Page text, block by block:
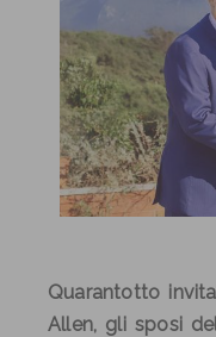
Quarantotto
Allen, gli sposi